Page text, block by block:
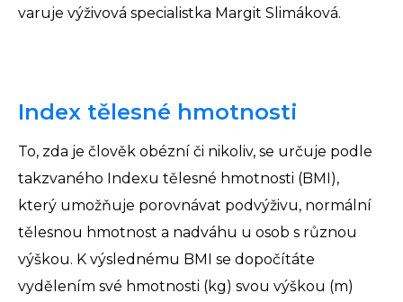
varuje výživová specialistka Margit Slimáková.
Index tělesné hmotnosti
To, zda je člověk obézní či nikoliv, se určuje podle
takzvaného Indexu tělesné hmotnosti (BMI),
který umožňuje porovnávat podvýživu, normální
tělesnou hmotnost a nadváhu u osob s různou
výškou. K výslednému BMI se dopočítáte
vydělením své hmotnosti (kg) svou výškou (m)